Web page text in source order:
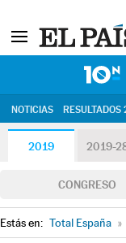
NOTICIAS
2019 2019-
CONGRESO
Estás en: Total España »